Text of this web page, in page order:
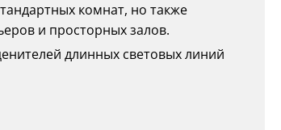
комнат, но также
и просторных залов.
длинных световых линий